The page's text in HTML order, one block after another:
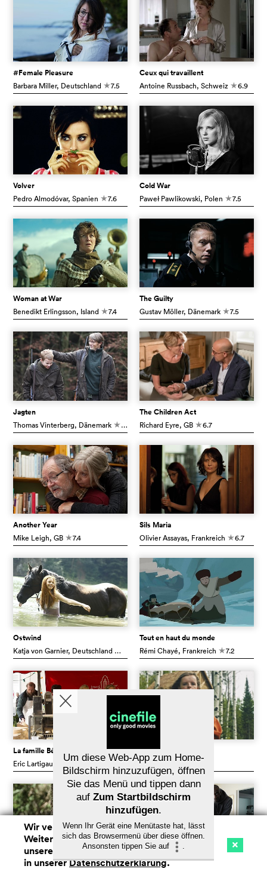
Kino Streaming Watchlist (
#Female Pleasure
Barbara Miller, Deutschland c7.5
Ceux qui travaillent
Antoine Russbach, Schweiz c6.9
Volver
Pedro Almodóvar, Spanien c7.6
Cold War
Paweł Pawlikowski, Polen c7.5
Woman at War
Benedikt Erlingsson, Island c7.4
The Guilty
Gustav Möller, Dänemark c7.5
Jagten
Thomas Vinterberg, Dänemark c8.3
The Children Act
Richard Eyre, GB c6.7
Another Year
Mike Leigh, GB c7.4
Sils Maria
Olivier Assayas, Frankreich c6.7
Ostwind
Katja von Garnier, Deutschland
Tout en haut du monde
Rémi Chayé, Frankreich c7.2
La famille Bélier
Eric Lartigau , Frankreich c 7.3
Hereditary
Ari Aster, USA c 7.3
Youth Intouchables
Wir verwenden Cookies. Mit dem
Weitersurfen auf cinefile.ch stimmen Sie
unserer Cookie-Nutzung zu. Mehr Infos
in unsererDatenschutzerklärung.
Um diese Web-App zum Home-
Bildschirm hinzuzufügen, öffnen
Sie das Menü und tippen dann
auf Zum Startbildschirm
hinzufügen.
Wenn Ihr Gerät eine Menütaste hat, lässt
sich das Browsermenü über diese öffnen.
Ansonsten tippen Sie auf
.